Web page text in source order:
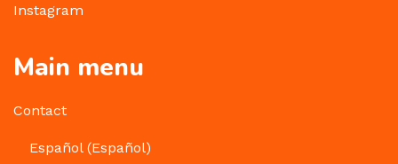
Instagram
Main menu
Contact
Español(Español)